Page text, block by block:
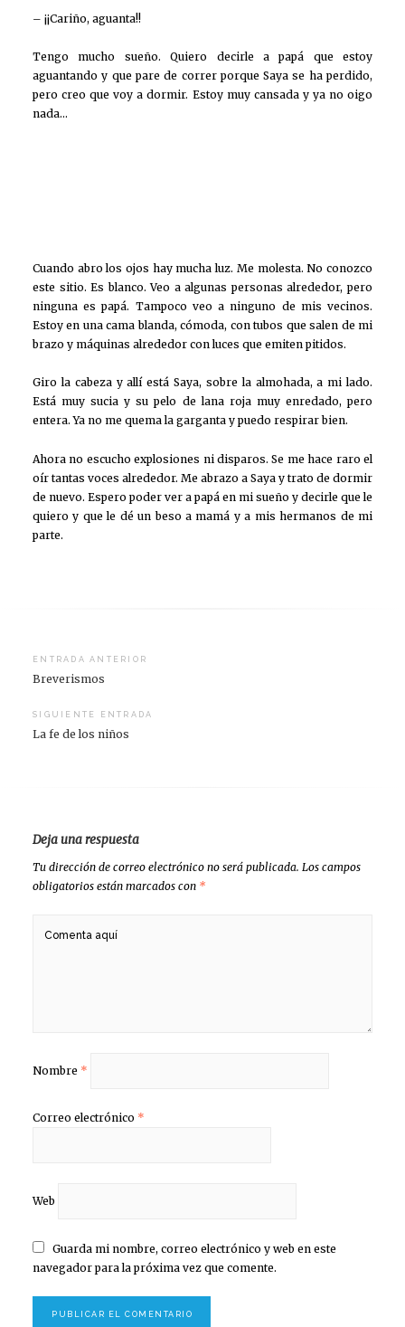
– ¡¡Cariño, aguanta!!
Tengo mucho sueño. Quiero decirle a papá que estoy
aguantando y que pare de correr porque Saya se ha perdido,
pero creo que voy a dormir. Estoy muy cansada y ya no oigo
nada…
Cuando abro los ojos hay mucha luz. Me molesta. No conozco
este sitio. Es blanco. Veo a algunas personas alrededor, pero
ninguna es papá. Tampoco veo a ninguno de mis vecinos.
Estoy en una cama blanda, cómoda, con tubos que salen de mi
brazo y máquinas alrededor con luces que emiten pitidos.
Giro la cabeza y allí está Saya, sobre la almohada, a mi lado.
Está muy sucia y su pelo de lana roja muy enredado, pero
entera. Ya no me quema la garganta y puedo respirar bien.
Ahora no escucho explosiones ni disparos. Se me hace raro el
oír tantas voces alrededor. Me abrazo a Saya y trato de dormir
de nuevo. Espero poder ver a papá en mi sueño y decirle que le
quiero y que le dé un beso a mamá y a mis hermanos de mi
parte.
Navegación
de
entradas
ENTRADA ANTERIOR
Breverismos
SIGUIENTE ENTRADA
La fe de los niños
Deja una respuesta
Tu dirección de correo electrónico no será publicada. Los campos
obligatorios están marcados con *
Nombre *
Correo electrónico *
Web
Guarda mi nombre, correo electrónico y web en este
navegador para la próxima vez que comente.